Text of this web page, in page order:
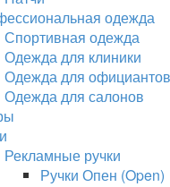
одежда
Спортивная одежда
Одежда для клиники
Одежда для официантов
Одежда для салонов
Рекламные ручки
Ручки Опен (Open)